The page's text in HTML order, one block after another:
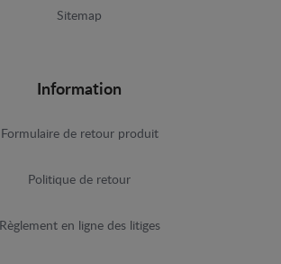
Sitemap
Information
Formulaire de retour produit
Politique de retour
Règlement en ligne des litiges